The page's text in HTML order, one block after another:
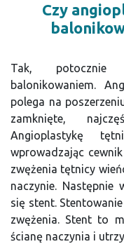
Czy
Tak, potocznie
balonikowaniem.
polega na
zamknięte,
Angioplastykę
wprowadzając
zwężenia tętnicy
naczynie. Następnie
się stent.
zwężenia. Stent to
ścianę naczynia i